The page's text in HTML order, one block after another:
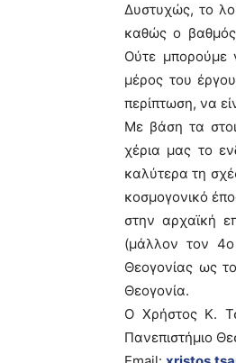
Δυστυχώς, το
καθώς ο βαθμός
Ούτε μπορούμε
μέρος του
περίπτωση, να
Με βάση τα
χέρια μας το
καλύτερα τη
κοσμογονικό
στην αρχαϊκή
(μάλλον τον 4ο
Θεογονίας ως
Θεογονία.
Ο Χρήστος Κ.
Πανεπιστήμιο